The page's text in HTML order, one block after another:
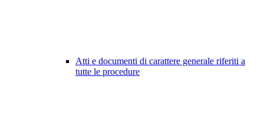
Atti e documenti di carattere generale riferiti a
tutte le procedure